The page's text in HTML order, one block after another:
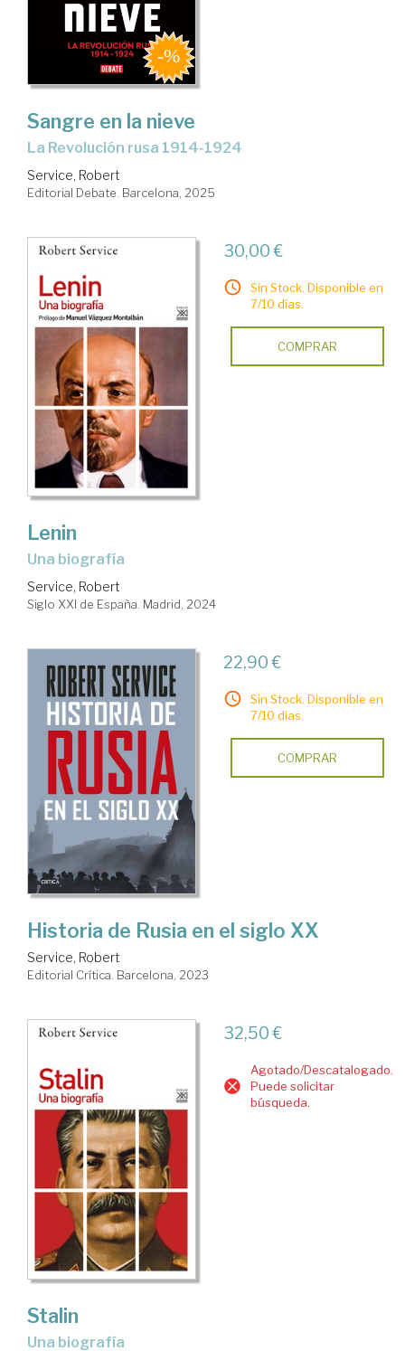
Sangre en la nieve
La Revolución rusa 1914-1924
Service, Robert
Editorial Debate. Barcelona, 2025
30,00 €
Sin Stock. Disponible en
7/10 días.
COMPRAR
Lenin
una biografía
Service, Robert
Siglo XXI de España. Madrid, 2024
22,90 €
Sin Stock. Disponible en
7/10 días.
COMPRAR
Historia de Rusia en el siglo XX
Service, Robert
Editorial Crítica. Barcelona, 2023
32,50 €
Agotado/Descatalogado.
Puede solicitar
búsqueda.
Stalin
una biografía